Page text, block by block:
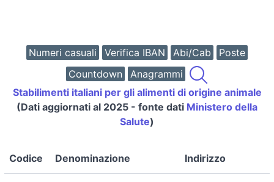
Numeri casuali Verifica IBAN Abi/Cab
Poste
Countdown
Anagrammi
Stabilimenti italiani per gli alimenti di origine animale
(Dati aggiornati al 2025 - fonte dati Ministero della
Salute)
Codice Denominazione Indirizzo